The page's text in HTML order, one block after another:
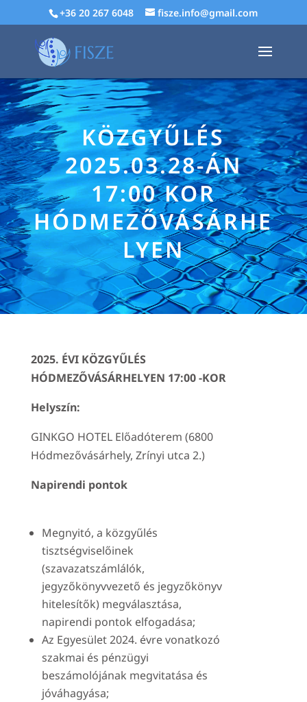
+36 20 267 6048 fisze.info@gmail.com
KÖZGYŰLÉS
2025.03.28-ÁN
17:00 KOR
HÓDMEZŐVÁSÁRHE
LYEN
2025. ÉVI KÖZGYŰLÉS
HÓDMEZŐVÁSÁRHELYEN 17:00 -KOR
Helyszín:
GINKGO HOTEL Előadóterem (6800
Hódmezővásárhely, Zrínyi utca 2.)
Napirendi pontok
Megnyitó, a közgyűlés
tisztségviselőinek
(szavazatszámlálók,
jegyzőkönyvvezető és jegyzőkönyv
hitelesítők) megválasztása,
napirendi pontok elfogadása;
Az Egyesület 2024. évre vonatkozó
szakmai és pénzügyi
beszámolójának megvitatása és
jóváhagyása;